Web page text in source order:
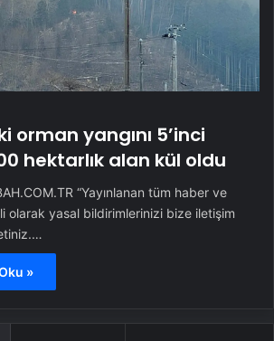
orman yangını 5’inci
hektarlık alan kül oldu
“Yayınlanan tüm haber ve
olarak yasal bildirimlerinizi bize iletişim
»